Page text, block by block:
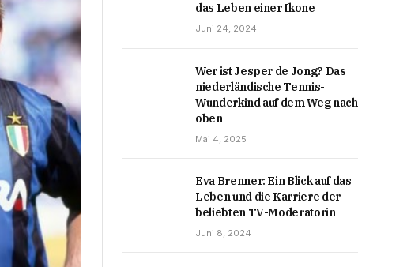
das Leben einer Ikone
Juni 24, 2024
Wer ist Jesper de Jong? Das
niederländische Tennis-
Wunderkind auf dem Weg nach
oben
Mai 4, 2025
Eva Brenner: Ein Blick auf das
Leben und die Karriere der
beliebten TV-Moderatorin
Juni 8, 2024